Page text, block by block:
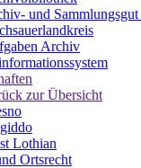
und
Archiv
zur Übersicht
Lothian
Ortsrecht